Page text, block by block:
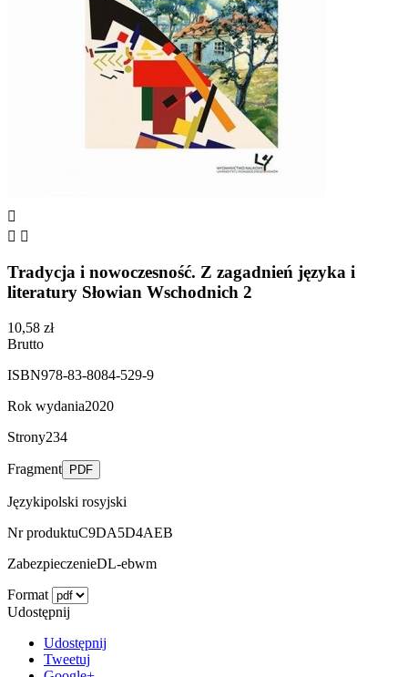

 
Tradycja i nowoczesność. Z zagadnień języka i
literatury Słowian Wschodnich 2
10,58 zł
Brutto
ISBN978-83-8084-529-9
Rok wydania2020
Strony234
Fragment PDF
Językipolski rosyjski
Nr produktuC9DA5D4AEB
ZabezpieczenieDL-ebwm
Format
Udostępnij
Udostępnij
Tweetuj